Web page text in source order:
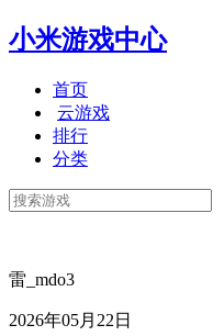
小米游戏中心
首页
云游戏
排行
分类
雷_mdo3
2026年05月22日